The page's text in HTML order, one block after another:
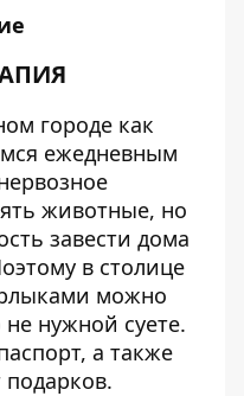
городе как
ежедневным
животные, но
завести дома
в столице
можно
нужной суете.
а также
подарков.